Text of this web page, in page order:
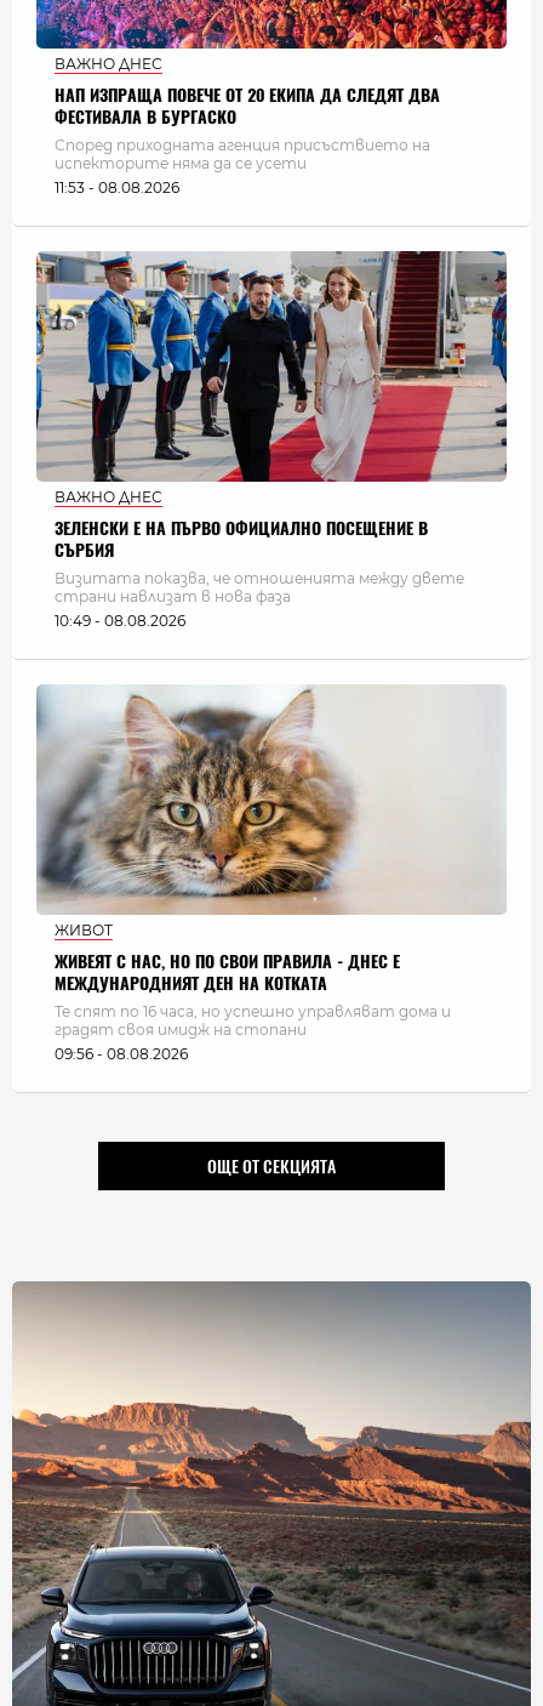
ВАЖНО ДНЕС
НАП ИЗПРАЩА ПОВЕЧЕ ОТ 20 ЕКИПА ДА СЛЕДЯТ ДВА
ФЕСТИВАЛА В БУРГАСКО
Според приходната агенция присъствието на
испекторите няма да се усети
11:53 - 08.08.2026
ВАЖНО ДНЕС
ЗЕЛЕНСКИ Е НА ПЪРВО ОФИЦИАЛНО ПОСЕЩЕНИЕ В
СЪРБИЯ
Визитата показва, че отношенията между двете
страни навлизат в нова фаза
10:49 - 08.08.2026
ЖИВОТ
ЖИВЕЯТ С НАС, НО ПО СВОИ ПРАВИЛА - ДНЕС Е
МЕЖДУНАРОДНИЯТ ДЕН НА КОТКАТА
Те спят по 16 часа, но успешно управляват дома и
градят своя имидж на стопани
09:56 - 08.08.2026
ОЩЕ ОТ СЕКЦИЯТА